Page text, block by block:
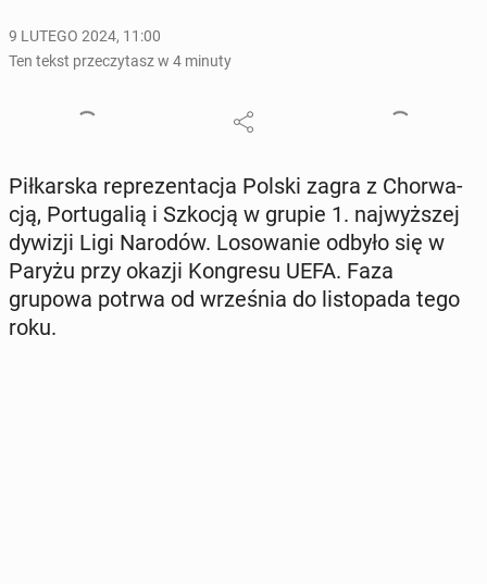
9 LUTEGO 2024, 11:00
Ten tekst przeczytasz w 4 minuty
Pił­kar­ska re­pre­zen­ta­cja Polski zagra z Chor­wa­
cją, Por­tu­ga­lią i Szkocją w grupie 1. naj­wyż­szej
dywizji Ligi Narodów. Lo­so­wa­nie odbyło się w
Paryżu przy okazji Kon­gre­su UEFA. Faza
grupowa potrwa od wrze­śnia do li­sto­pa­da tego
roku.